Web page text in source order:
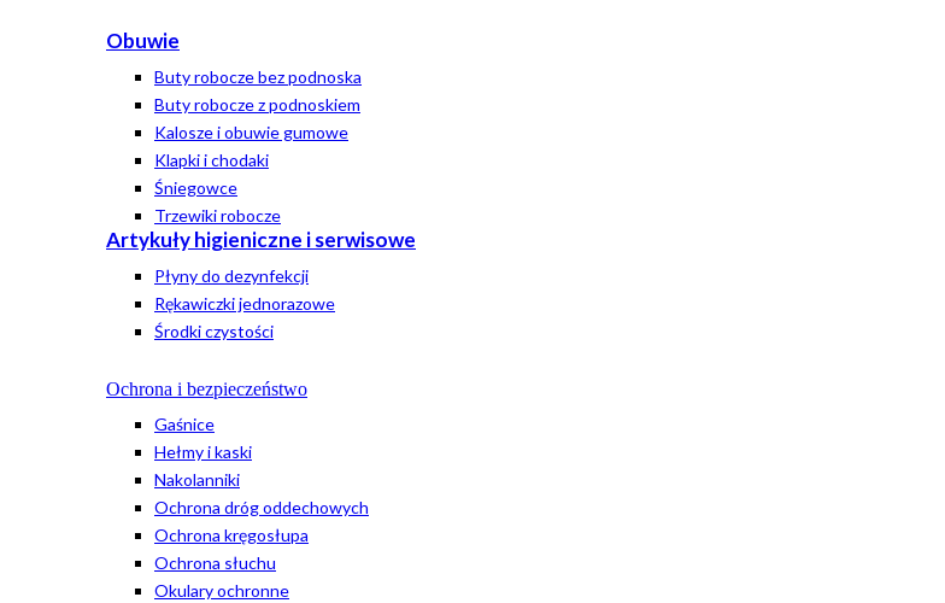
Obuwie
Buty robocze bez podnoska
Buty robocze z podnoskiem
Kalosze i obuwie gumowe
Klapki i chodaki
Śniegowce
Trzewiki robocze
Artykuły higieniczne i serwisowe
Płyny do dezynfekcji
Rękawiczki jednorazowe
Środki czystości
Ochrona i bezpieczeństwo
Gaśnice
Hełmy i kaski
Nakolanniki
Ochrona dróg oddechowych
Ochrona kręgosłupa
Ochrona słuchu
Okulary ochronne